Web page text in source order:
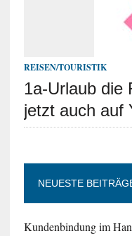
REISEN/TOURISTIK
1a-Urlaub die
jetzt auch auf
NEUESTE
Kundenbindung im